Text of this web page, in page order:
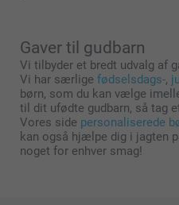
Gaver til gudbarn
Vi tilbyder et bredt udvalg af
Vi har særlige fødselsdags-,
børn, som du kan vælge
til dit ufødte gudbarn, så tag
Vores side personaliserede
kan også hjælpe dig i jagten
noget for enhver smag!